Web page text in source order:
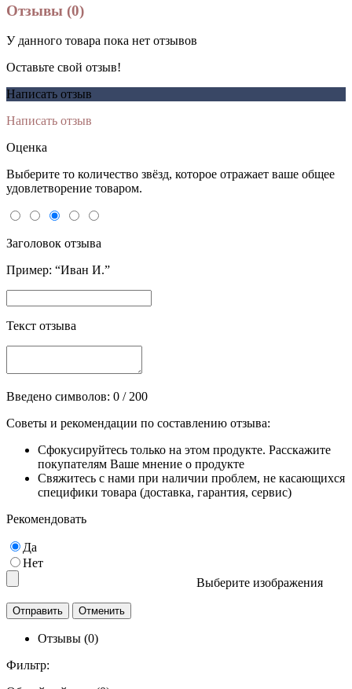
Отзывы (0)
У данного товара пока нет отзывов
Оставьте свой отзыв!
Написать отзыв
Написать отзыв
Оценка
Выберите то количество звёзд, которое отражает ваше общее
удовлетворение товаром.
Заголовок отзыва
Пример: “Иван И.”
Текст отзыва
Введено символов: 0 / 200
Советы и рекомендации по составлению отзыва:
Сфокусируйтесь только на этом продукте. Расскажите
покупателям Ваше мнение о продукте
Свяжитесь с нами при наличии проблем, не касающихся
специфики товара (доставка, гарантия, сервис)
Рекомендовать
Да
Нет
Выберите изображения
Отзывы (0)
Фильтр: